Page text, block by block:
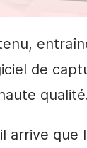
de
arrive